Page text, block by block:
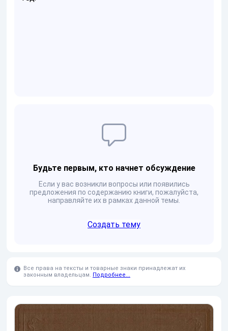
Будьте первым, кто начнет обсуждение
Если у вас возникли вопросы или появились
предложения по содержанию книги, пожалуйста,
направляйте их в рамках данной темы.
Создать тему
Все права на тексты и товарные знаки принадлежат их
законным владельцам. Подробнее...